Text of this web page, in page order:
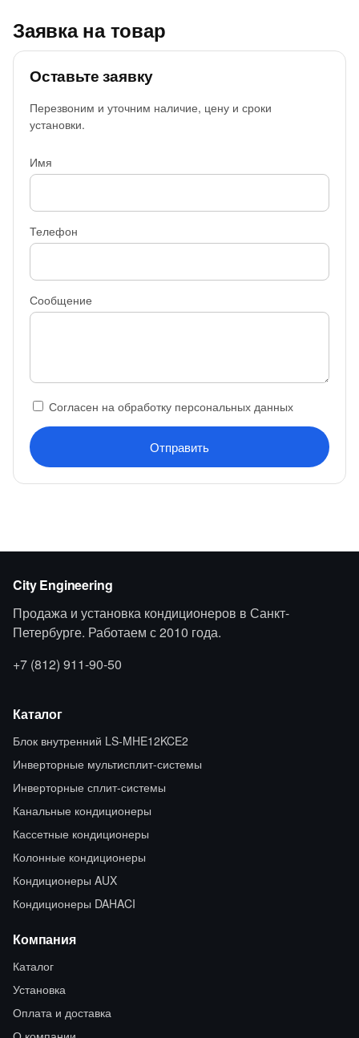
Заявка на товар
Оставьте заявку
Перезвоним и уточним наличие, цену и сроки
установки.
Имя
Телефон
Сообщение
Согласен на обработку персональных данных
Отправить
City Engineering
Продажа и установка кондиционеров в Санкт-
Петербурге. Работаем с 2010 года.
+7 (812) 911-90-50
Каталог
Блок внутренний LS-MHE12KCE2
Инверторные мультисплит-системы
Инверторные сплит-системы
Канальные кондиционеры
Кассетные кондиционеры
Колонные кондиционеры
Кондиционеры AUX
Кондиционеры DAHACI
Компания
Каталог
Установка
Оплата и доставка